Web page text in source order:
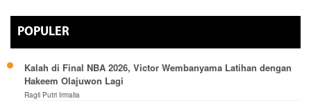
POPULER
Kalah di Final NBA 2026, Victor Wembanyama Latihan dengan
Hakeem Olajuwon Lagi
Ragil Putri Irmalia